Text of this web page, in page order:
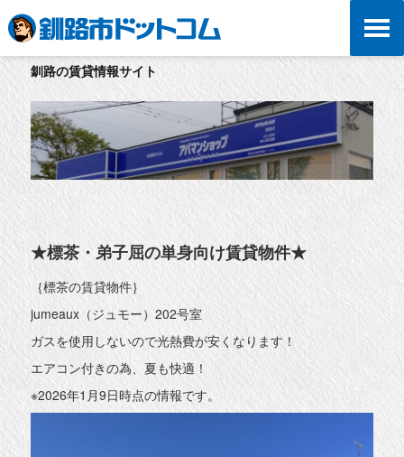
釧路の賃貸情報サイト
★標茶・弟子屈の単身向け賃貸物件★
｛標茶の賃貸物件｝
jumeaux（ジュモー）202号室
ガスを使用しないので光熱費が安くなります！
エアコン付きの為、夏も快適！
※2026年1月9日時点の情報です。